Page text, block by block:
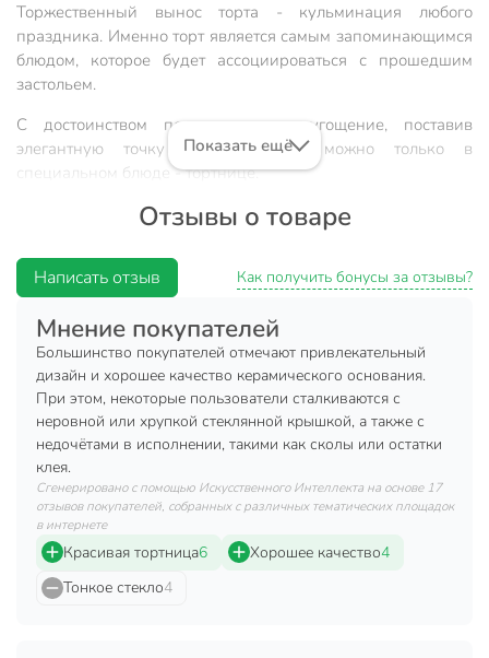
Торжественный вынос торта - кульминация любого
праздника. Именно торт является самым запоминающимся
блюдом, которое будет ассоциироваться с прошедшим
застольем.
С достоинством подать главное угощение, поставив
элегантную точку в сервировке, можно только в
специальном блюде - тортнице.
Характеристики:
Материал: керамика.
Размер: 25х21 см.
Преимущества:
Можно использовать для подачи тортов, пирожных,
кексов и прочих десертов.
Керамика - экологически чистый материал, не
вступающий в реакцию с пищей.
Изделие выполнено в интересном дизайне, поэтому
будет по достоинству оценено как членами вашей
семьи, так и гостями.
Дополнительная информация:
Показать ещё
Отзывы о товаре
Написать отзыв Как получить бонусы за отзывы?
Мнение покупателей
Большинство покупателей отмечают привлекательный
дизайн и хорошее качество керамического основания.
При этом, некоторые пользователи сталкиваются с
неровной или хрупкой стеклянной крышкой, а также с
недочётами в исполнении, такими как сколы или остатки
клея.
Сгенерировано с помощью Искусственного Интеллекта на основе 17
отзывов покупателей, собранных с различных тематических площадок
в интернете
Красивая тортница6 Хорошее качество4
Тонкое стекло4